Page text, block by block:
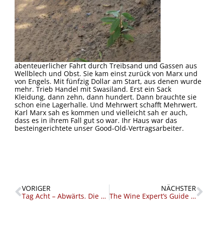
abenteuerlicher Fahrt durch Treibsand und Gassen aus
Wellblech und Obst. Sie kam einst zurück von Marx und
von Engels. Mit fünfzig Dollar am Start, aus denen wurde
mehr. Trieb Handel mit Swasiland. Erst ein Sack
Kleidung, dann zehn, dann hundert. Dann brauchte sie
schon eine Lagerhalle. Und Mehrwert schafft Mehrwert.
Karl Marx sah es kommen und vielleicht sah er auch,
dass es in ihrem Fall gut so war. Ihr Haus war das
besteingerichtete unser Good-Old-Vertragsarbeiter.
Zurück
VORIGER
Tag Acht – Abwärts. Die schauderhaften Routinen.
NÄCHSTER
The Wine Expert’s Guide to Mozambique